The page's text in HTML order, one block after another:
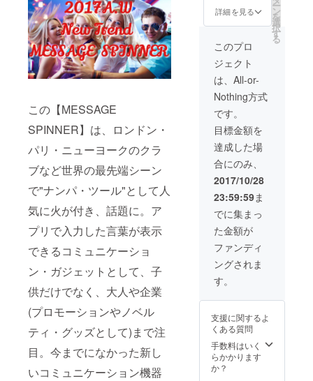
この【MESSAGE
SPINNER】は、ロンドン・
パリ・ニューヨークのクラ
ブなど世界の最先端シーン
で"ナンパ・ツール"として人
気に火が付き、話題に。ア
プリで入力した言葉が表示
できるコミュニケーショ
ン・ガジェットとして、子
供だけでなく、大人や企業
(プロモーションやノベル
ティ・グッズとして)まで注
目。今までになかった新し
いコミュニケーション機器
ワクワク感
を
「Shenzhen
News」を発
足。より多
くの方にお
届けできる
ようプロ
ジェクトを
立ち上げま
した。
●このプロ
ジェクトで
実現したい
こと
私達は「世
界最先端の
ガジェッ
ト」を生産
地からダイ
レクトに発
信するメ
ディアを作
SPINNE
R：本体
ケーブ
ル4本
(データ
転送用
2：
microU
SB/充電
用2：
micro
USB -
USB) ・
日本語
説明書
(QR
コード
から
Online
提供) ・
文字入
録アプ
リ(QR
コード
にてダ
ウン
ロード
Special
Edition
〜
①Color
：
Graphit
e
BLACK
(グラ
ラック)
②Color
：
WHITE
Nova(
ホワイ
トノー
ヴァ)
③Speci
al
Color：
RED
Mica(レ
商品構
MESSA
GE
SPINNE
R：本体
③点 ・
詳細を見る ー
ン
を
選
択
す
る
このプロ
ジェクト
は、All-or-
Nothing方式
です。
目標金額を
達成した場
合にのみ、
2017/10/28
23:59:59ま
でに集まっ
た金額が
ファンディ
ングされま
す。
支援に関するよ
くある質問
手数料はいく
らかかります
か？